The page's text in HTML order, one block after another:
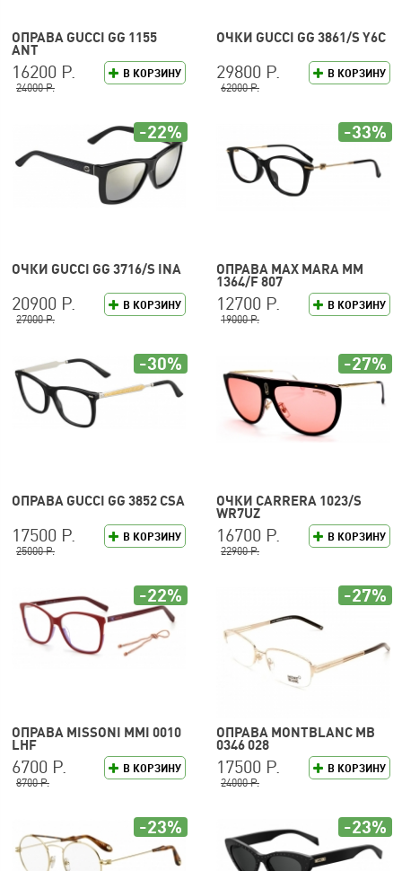
ОПРАВА GUCCI GG 1155
ANT
В КОРЗИНУ
16200 Р.
24000 Р.
ОЧКИ GUCCI GG 3861/S Y6C
В КОРЗИНУ
29800 Р.
62000 Р.
ОЧКИ GUCCI GG 3716/S INA
В КОРЗИНУ
20900 Р.
27000 Р.
-22%
ОПРАВА MAX MARA MM
1364/F 807
В КОРЗИНУ
12700 Р.
19000 Р.
-33%
ОПРАВА GUCCI GG 3852 CSA
В КОРЗИНУ
17500 Р.
25000 Р.
-30%
ОЧКИ CARRERA 1023/S
WR7UZ
В КОРЗИНУ
16700 Р.
22900 Р.
-27%
ОПРАВА MISSONI MMI 0010
LHF
В КОРЗИНУ
6700 Р.
8700 Р.
-22%
ОПРАВА MONTBLANC MB
0346 028
В КОРЗИНУ
17500 Р.
24000 Р.
-27%
-23% -23%